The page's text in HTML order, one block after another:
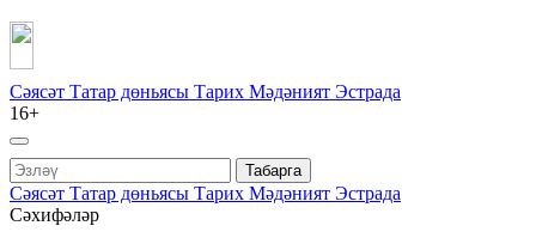
Сәясәт Татар дөньясы Тарих Мәдәният Эстрада
16+
Табарга
Сәясәт Татар дөньясы Тарих Мәдәният Эстрада
Сәхифәләр